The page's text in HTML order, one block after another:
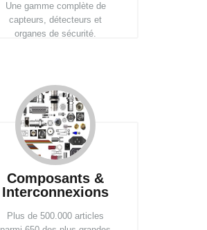
Une gamme complète de
capteurs, détecteurs et
organes de sécurité.
Composants &
Interconnexions
Plus de 500.000 articles